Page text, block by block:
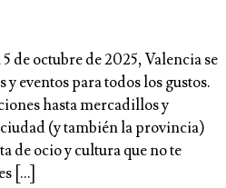
de octubre de 2025, Valencia se
eventos para todos los gustos.
hasta mercadillos y
(y también la provincia)
de ocio y cultura que no te
[…]